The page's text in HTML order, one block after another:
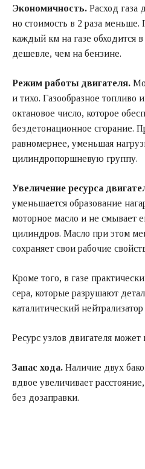
Экономичность. Расход газа
но стоимость в 2 раза
каждый км на газе обходится
дешевле, чем на бензине.
Режим работы двигателя.
и тихо. Газообразное топливо
октановое число, которое
бездетонационное сгорание.
равномернее, уменьшая
цилиндропоршневую группу.
Увеличение ресурса
уменьшается образование
моторное масло и не смывает
цилиндров. Масло при этом
сохраняет свои рабочие
Кроме того, в газе
сера, которые разрушают
каталитический
Ресурс узлов двигателя может
Запас хода. Наличие двух
вдвое увеличивает
без дозаправки.